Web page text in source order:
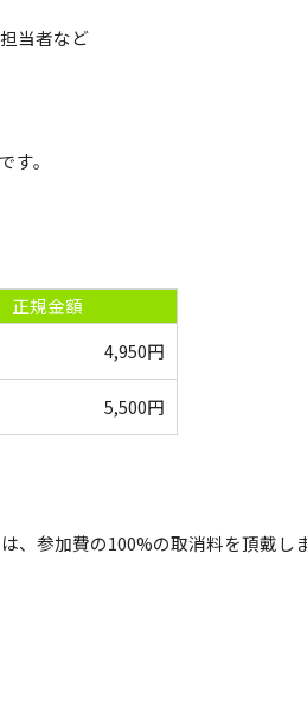
当者など
す。
正規金額
4,950円
5,500円
参加費の100%の取消料を頂戴しま